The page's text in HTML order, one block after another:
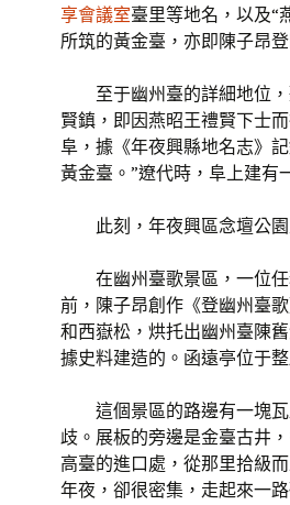
享會議室臺里等地名，以及“
所筑的黃金臺，亦即陳子昂
至于幽州臺的詳細地位
賢鎮，即因燕昭王禮賢下士
阜，據《年夜興縣地名志》
黃金臺。”遼代時，阜上建
此刻，年夜興區念壇公
在幽州臺歌景區，一位
前，陳子昂創作《登幽州臺
和西嶽松，烘托出幽州臺陳
據史料建造的。函遠亭位于
這個景區的路邊有一塊
歧。展板的旁邊是金臺古井
高臺的進口處，從那里拾級
年夜，卻很密集，走起來一